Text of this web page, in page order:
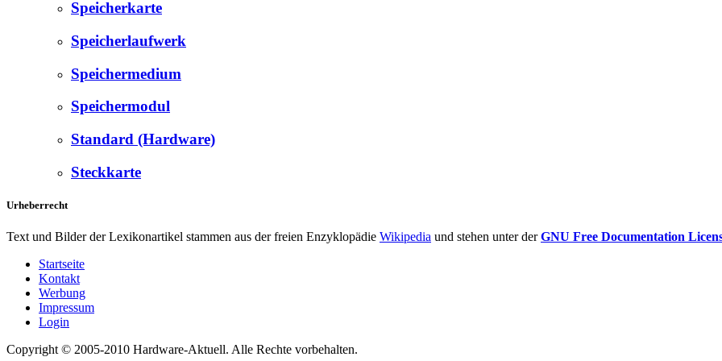
Speicherkarte
Speicherlaufwerk
Speichermedium
Speichermodul
Standard (Hardware)
Steckkarte
Urheberrecht
Text und Bilder der Lexikonartikel stammen aus der freien Enzyklopädie Wikipedia und stehen unter derGNU Free Documentation
Startseite
Kontakt
Werbung
Impressum
Login
Copyright © 2005-2010 Hardware-Aktuell. Alle Rechte vorbehalten.